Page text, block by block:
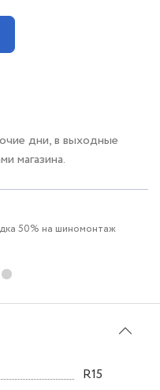
дни, в выходные
магазина.
50% на шиномонтаж
R15